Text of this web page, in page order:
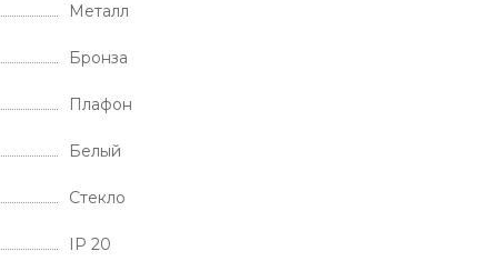
Металл
Бронза
Плафон
Белый
Стекло
IP 20